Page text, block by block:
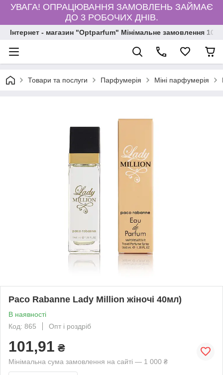
УВАГА! ОПРАЦЮВАННЯ ЗАМОВЛЕНЬ ЗАЙМАЄ
ДО 3 РОБОЧИХ ДНІВ.
Інтернет - магазин "Optparfum" Мінімальне замовлення
Товари та послуги Парфумерія Міні парфумерія
Paco Rabanne Lady Million жіночі 40мл)
В наявності
Код: 865
Опт і роздріб
101,91 ₴
Мінімальна сума замовлення на сайті — 1 000 ₴